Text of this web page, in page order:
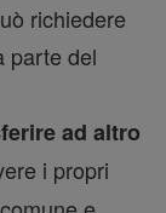
richiedere
parte del
ad altro
i propri